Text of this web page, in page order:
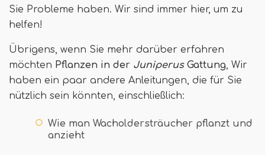
Sie Probleme haben. Wir sind immer hier, um zu
helfen!
Übrigens, wenn Sie mehr darüber erfahren
möchten Pflanzen in der JuniperusGattung, Wir
haben ein paar andere Anleitungen, die für Sie
nützlich sein könnten, einschließlich:
Wie man Wacholdersträucher pflanzt und
anzieht